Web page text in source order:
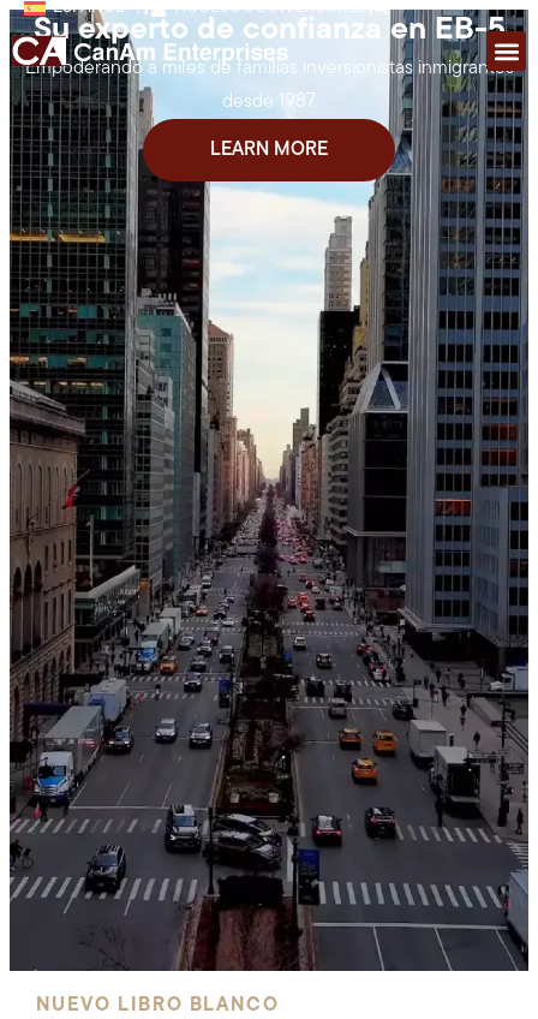
ESPAÑOL | ACCESO DE INVERSORES|
Su experto de confianza en EB-5
Empoderando a miles de familias inversionistas inmigrantes
desde 1987.
LEARN MORE
NUEVO LIBRO BLANCO